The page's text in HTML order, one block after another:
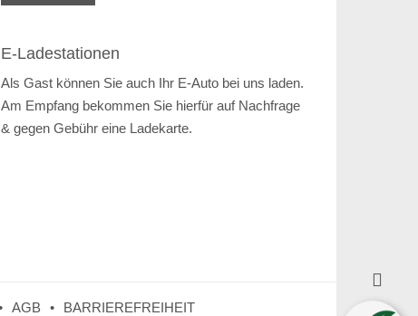
E-Ladestationen
Als Gast können Sie auch Ihr E-Auto bei uns laden.
Am Empfang bekommen Sie hierfür auf Nachfrage
& gegen Gebühr eine Ladekarte.
AGB BARRIEREFREIHEIT
